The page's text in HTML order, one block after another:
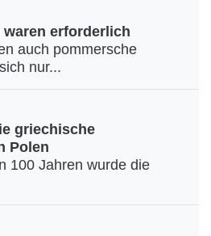
waren erforderlich
auch pommersche
nur...
griechische
Polen
100 Jahren wurde die